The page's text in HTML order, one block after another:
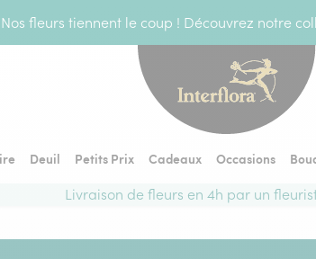
fleurs tiennent le coup ! Découvrez notre
Deuil Petits Prix Cadeaux Occasions
Livraison de fleurs en 4h par un